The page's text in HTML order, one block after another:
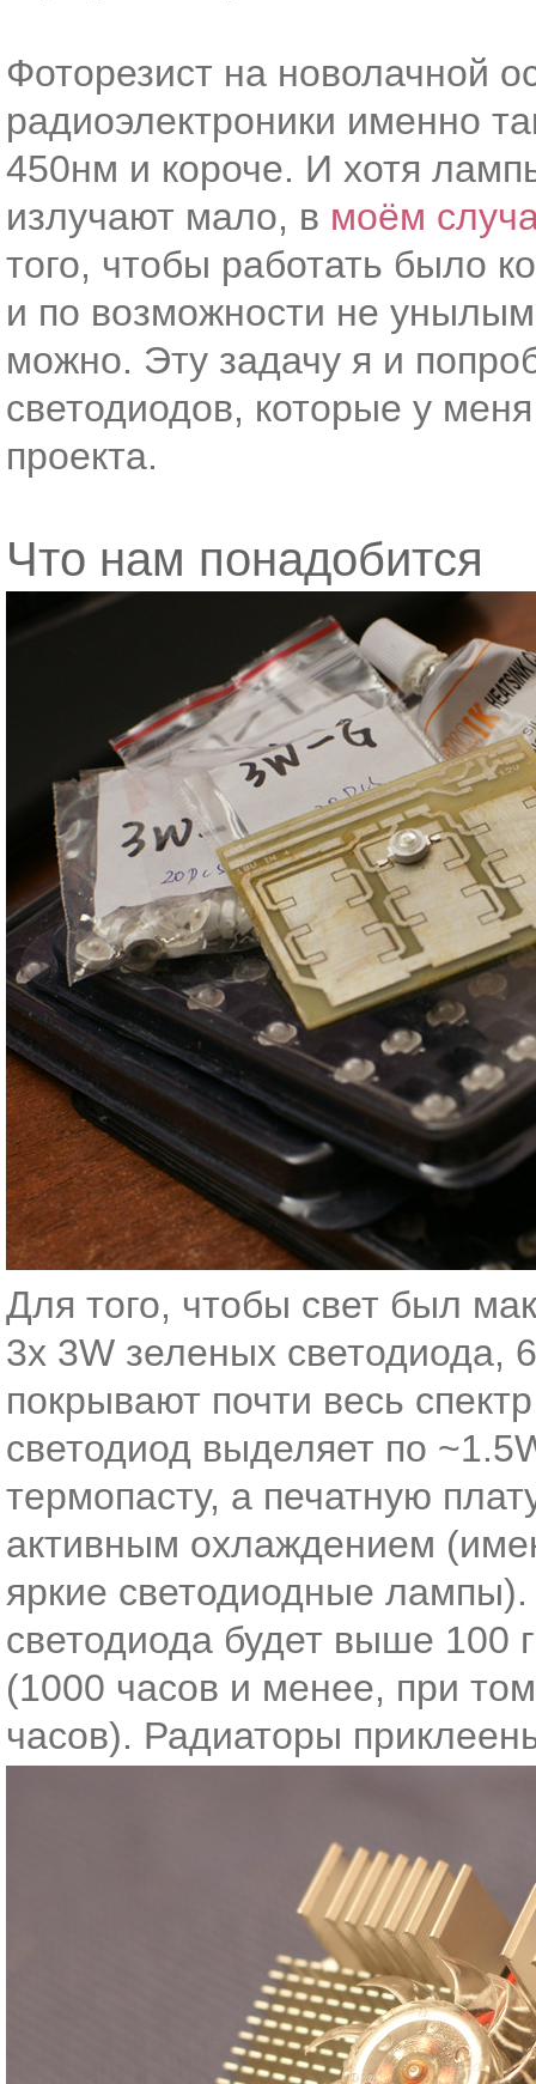
Фоторезист на новолачной
радиоэлектроники именно
450нм и короче. И хотя
излучают мало, в моём
того, чтобы работать было
и по возможности не
можно. Эту задачу я и
светодиодов, которые у
проекта.
Что нам понадобится
Для того, чтобы свет был
3x 3W зеленых светодиода,
покрывают почти весь
светодиод выделяет по
термопасту, а печатную
активным охлаждением
яркие светодиодные
светодиода будет выше 100
(1000 часов и менее, при
часов). Радиаторы